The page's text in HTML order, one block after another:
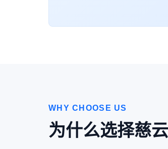
WHY CHOOSE US
为什么选择慈